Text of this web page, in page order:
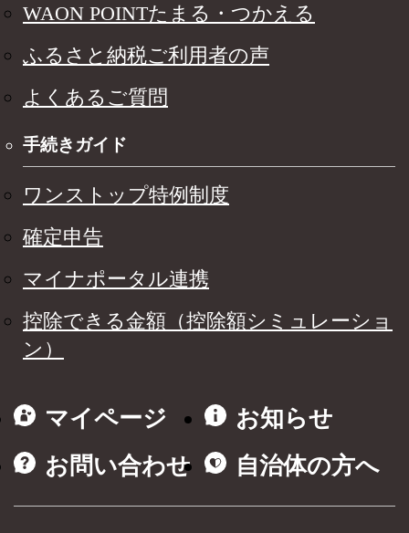
WAON POINTたまる・つかえる
ふるさと納税ご利用者の声
よくあるご質問
手続きガイド
ワンストップ特例制度
確定申告
マイナポータル連携
控除できる金額（控除額シミュレーショ
ン）
マイページ
お知らせ
お問い合わせ
自治体の方へ